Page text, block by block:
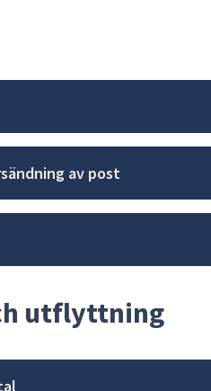
av post
utflyttning